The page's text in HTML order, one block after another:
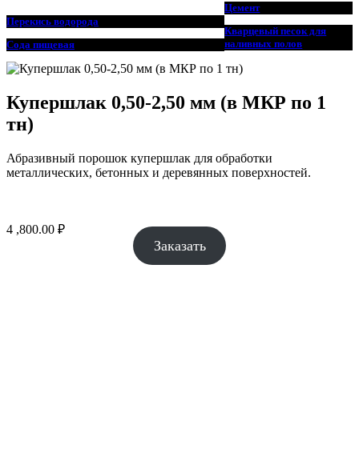
Перекись водорода
Сода пищевая
Цемент
Кварцевый песок для
наливных полов
Купершлак 0,50-2,50 мм (в МКР по 1
тн)
Абразивный порошок купершлак для обработки
металлических, бетонных и деревянных поверхностей.
4 ,800.00 ₽
Заказать